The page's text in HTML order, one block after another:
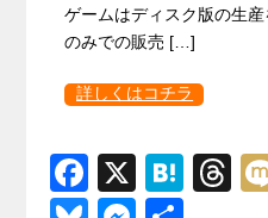
ゲームはディスク版の生
のみでの販売 […]
詳しくはコチラ
F
X
H
T